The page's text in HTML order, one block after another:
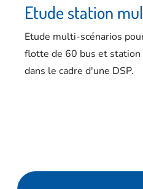
Etude station
Etude multi-scénarios
flotte de 60 bus et
dans le cadre d'une DSP.